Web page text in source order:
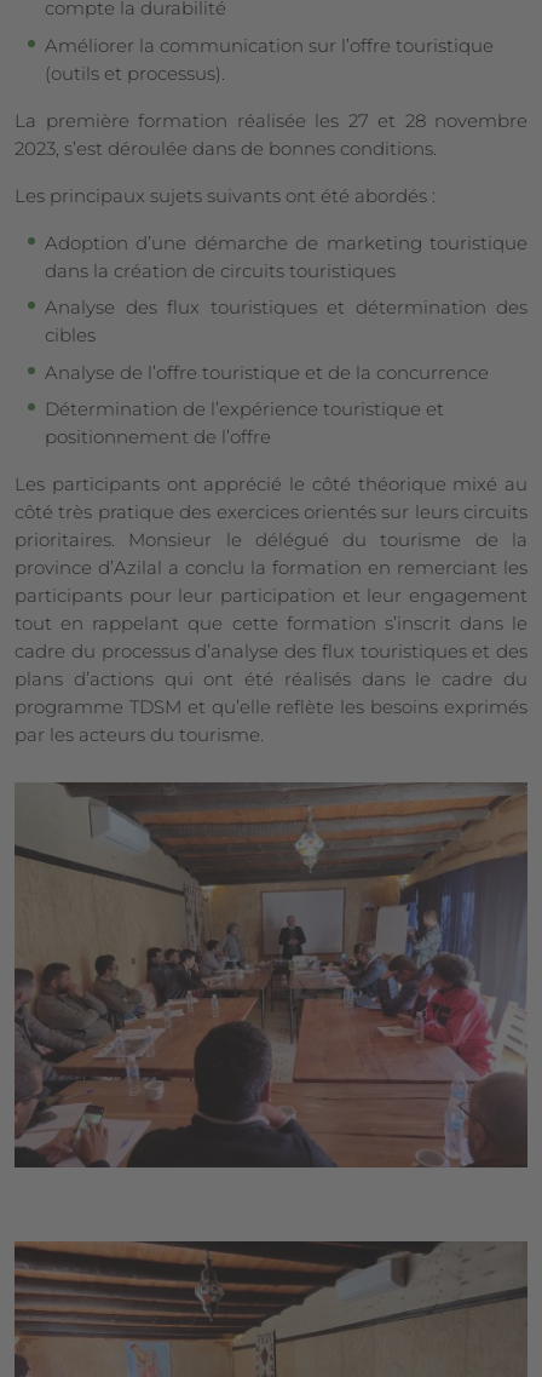
compte la durabilité
Améliorer la communication sur l’offre touristique
(outils et processus).
La première formation réalisée les 27 et 28 novembre
2023, s’est déroulée dans de bonnes conditions.
Les principaux sujets suivants ont été abordés :
Adoption d’une démarche de marketing touristique
dans la création de circuits touristiques
Analyse des flux touristiques et détermination des
cibles
Analyse de l’offre touristique et de la concurrence
Détermination de l’expérience touristique et
positionnement de l’offre
Les participants ont apprécié le côté théorique mixé au
côté très pratique des exercices orientés sur leurs circuits
prioritaires. Monsieur le délégué du tourisme de la
province d’Azilal a conclu la formation en remerciant les
participants pour leur participation et leur engagement
tout en rappelant que cette formation s’inscrit dans le
cadre du processus d’analyse des flux touristiques et des
plans d’actions qui ont été réalisés dans le cadre du
programme TDSM et qu’elle reflète les besoins exprimés
par les acteurs du tourisme.